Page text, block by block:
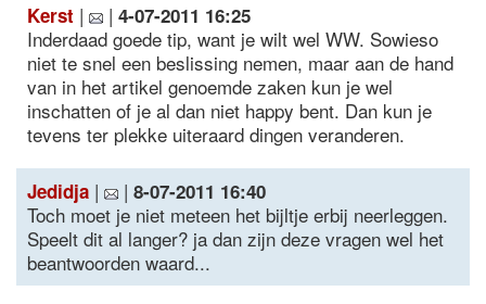
Kerst | | 4-07-2011 16:25
Inderdaad goede tip, want je wilt wel WW. Sowieso
niet te snel een beslissing nemen, maar aan de hand
van in het artikel genoemde zaken kun je wel
inschatten of je al dan niet happy bent. Dan kun je
tevens ter plekke uiteraard dingen veranderen.
Jedidja | | 8-07-2011 16:40
Toch moet je niet meteen het bijltje erbij neerleggen.
Speelt dit al langer? ja dan zijn deze vragen wel het
beantwoorden waard...